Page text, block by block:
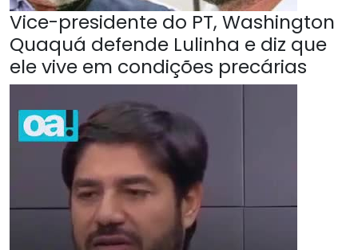
Vice-presidente do PT, Washington
Quaquá defende Lulinha e diz que
ele vive em condições precárias